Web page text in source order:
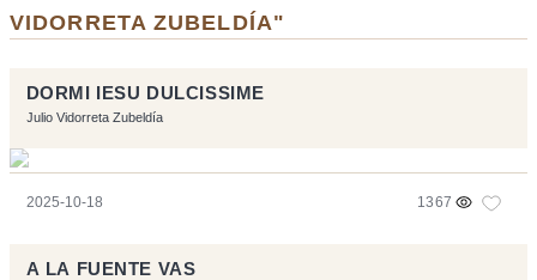
VIDORRETA ZUBELDÍA"
DORMI IESU DULCISSIME
Julio Vidorreta Zubeldía
2025-10-18 1367
A LA FUENTE VAS